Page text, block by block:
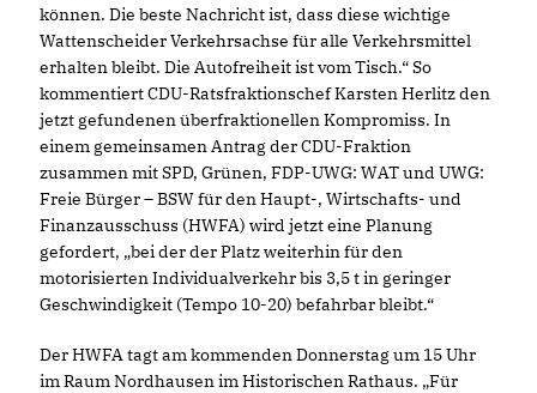
können. Die beste Nachricht ist, dass diese wichtige
Wattenscheider Verkehrsachse für alle Verkehrsmittel
erhalten bleibt. Die Autofreiheit ist vom Tisch.“ So
kommentiert CDU-Ratsfraktionschef Karsten Herlitz den
jetzt gefundenen überfraktionellen Kompromiss. In
einem gemeinsamen Antrag der CDU-Fraktion
zusammen mit SPD, Grünen, FDP-UWG: WAT und UWG:
Freie Bürger – BSW für den Haupt-, Wirtschafts- und
Finanzausschuss (HWFA) wird jetzt eine Planung
gefordert, „bei der der Platz weiterhin für den
motorisierten Individualverkehr bis 3,5 t in geringer
Geschwindigkeit (Tempo 10-20) befahrbar bleibt.“
Der HWFA tagt am kommenden Donnerstag um 15 Uhr
im Raum Nordhausen im Historischen Rathaus. „Für